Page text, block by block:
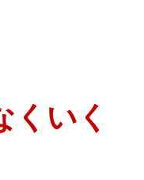
いく